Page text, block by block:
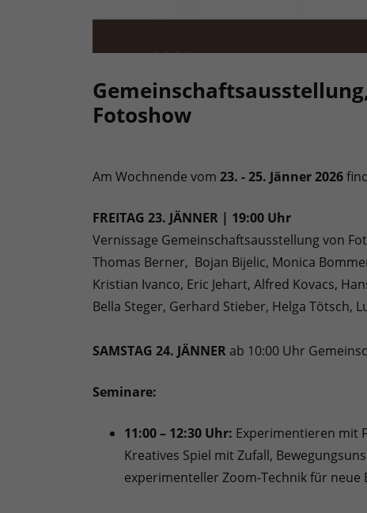
Fotoshow
Am Wochnende vom 23. - 25. Jänner 2026
FREITAG 23. JÄNNER | 19:00 Uhr
Vernissage Gemeinschaftsausstellung von
Thomas Berner, Bojan Bijelic, Monica
Kristian Ivanco, Eric Jehart, Alfred Kovacs,
Bella Steger, Gerhard Stieber, Helga Tötsch,
SAMSTAG 24. JÄNNER ab 10:00 Uhr
Seminare:
11:00 – 12:30 Uhr: Experimentieren mit
Kreatives Spiel mit Zufall,
experimenteller Zoom-Technik für neue